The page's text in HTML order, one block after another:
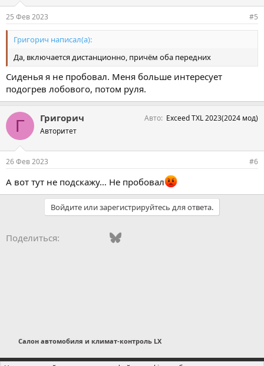
25 Фев 2023 #5
Григорич написал(а):
Да, включается дистанционно, причём оба передних
Сиденья я не пробовал. Меня больше интересует
подогрев лобового, потом руля.
Г Григорич
Авторитет
Авто Exceed TXL 2023(2024 мод)
26 Фев 2023 #6
А вот тут не подскажу… Не пробовал
Войдите или зарегистрируйтесь для ответа.
Поделиться: Vkontakte
FacebookBluesky
Салон автомобиля и климат-контроль LX